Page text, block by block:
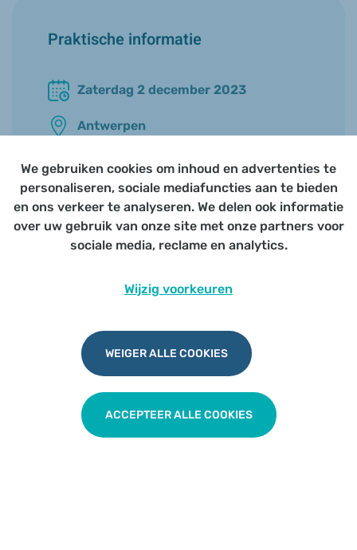
Praktische informatie
Zaterdag 2 december 2023
Antwerpen
09u00 - 12u30
Voor artsen (E&E)
We gebruiken cookies om inhoud en advertenties te
personaliseren, sociale mediafuncties aan te bieden
en ons verkeer te analyseren. We delen ook informatie
over uw gebruik van onze site met onze partners voor
sociale media, reclame en analytics.
Wijzig voorkeuren
WEIGER ALLE COOKIES
ACCEPTEER ALLE COOKIES